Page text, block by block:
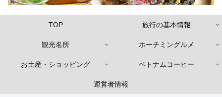
TOP 旅行の基本情報
観光名所 ホーチミングルメ
お土産・ショッピング ベトナムコーヒー
運営者情報